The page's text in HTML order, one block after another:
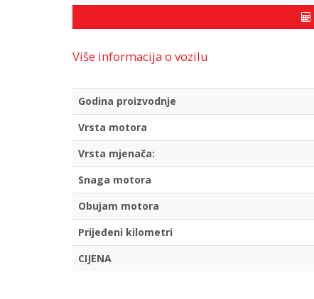
Više informacija o vozilu
Godina proizvodnje
Vrsta motora
Vrsta mjenača:
Snaga motora
Obujam motora
Prijeđeni kilometri
CIJENA